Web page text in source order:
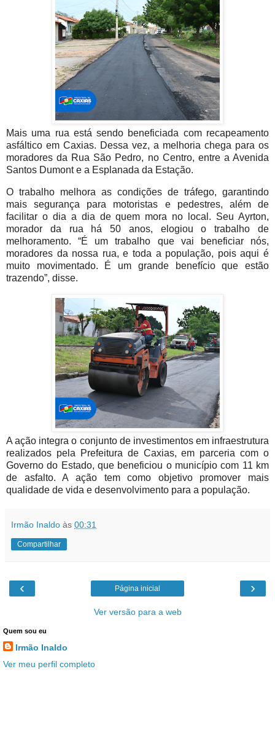
Mais uma rua está sendo beneficiada com recapeamento
asfáltico em Caxias. Dessa vez, a melhoria chega para os
moradores da Rua São Pedro, no Centro, entre a Avenida
Santos Dumont e a Esplanada da Estação.
O trabalho melhora as condições de tráfego, garantindo
mais segurança para motoristas e pedestres, além de
facilitar o dia a dia de quem mora no local. Seu Ayrton,
morador da rua há 50 anos, elogiou o trabalho de
melhoramento. “É um trabalho que vai beneficiar nós,
moradores da nossa rua, e toda a população, pois aqui é
muito movimentado. É um grande benefício que estão
trazendo”, disse.
A ação integra o conjunto de investimentos em infraestrutura
realizados pela Prefeitura de Caxias, em parceria com o
Governo do Estado, que beneficiou o município com 11 km
de asfalto. A ação tem como objetivo promover mais
qualidade de vida e desenvolvimento para a população.
Irmão Inaldo às 00:31
Compartilhar
‹ ›
Página inicial
Ver versão para a web
Quem sou eu
Irmão Inaldo
Ver meu perfil completo